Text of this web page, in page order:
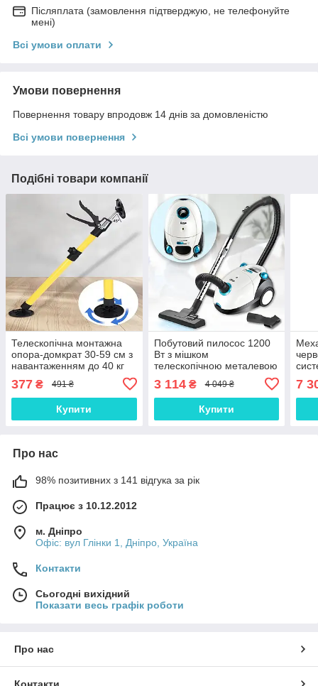
Післяплата (замовлення підтверджую, не телефонуйте
мені)
Всі умови оплати
Умови повернення
Повернення товару впродовж 14 днів за домовленістю
Всі умови повернення
Подібні товари компанії
Телескопічна монтажна
опора-домкрат 30-59 см з
навантаженням до 40 кг
та гумовою підставкою /
Металева стійка для
меблів
377 ₴ 491 ₴
Купити
Побутовий пилосос 1200
Вт з мішком
телескопічною металевою
трубою та регулюванням
потужності для сухого
домашнього прибирання
3 114₴ 4 049 ₴
Купити
7
Про нас
98% позитивних з 141 відгука за рік
Працює з 10.12.2012
м. Дніпро
Офіс: вул Глінки 1, Дніпро, Україна
Контакти
Сьогодні вихідний
Показати весь графік роботи
Про нас
Контакти